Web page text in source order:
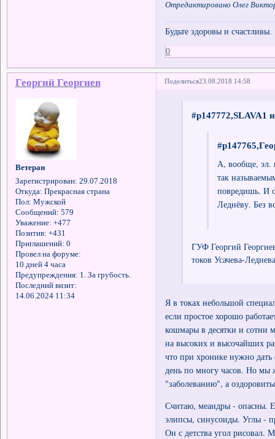
Отредактировано Олег
Будьте здоровы и счастливы.
0
Поделиться23.08.2018 14:58
Георгий Георгиев
Ветеран
Зарегистрирован: 29.07.2018
Откуда: Прекрасная страна
Пол: Мужской
Сообщений: 579
Уважение: +477
Позитив: +431
Приглашений: 0
Провел на форуме:
10 дней 4 часа
Предупреждения: 1. За грубость.
Последний визит:
14.06.2024 11:34
#p147772,SLAVA1
А, вообще, эл.
так
повредишь. И
Леднёву. Без
ГУФ Георгий
токов Усачева-
Я в токах небольшой
если простое хорошо
кошмары в десятки и сотни
на высоких и высочайших
что при хронике нужно дать
день по многу часов. Но
"заболеванию", а
Считаю, меандры - опасны.
элипсы, синусоиды. Углы -
Он с детства угол рисовал.